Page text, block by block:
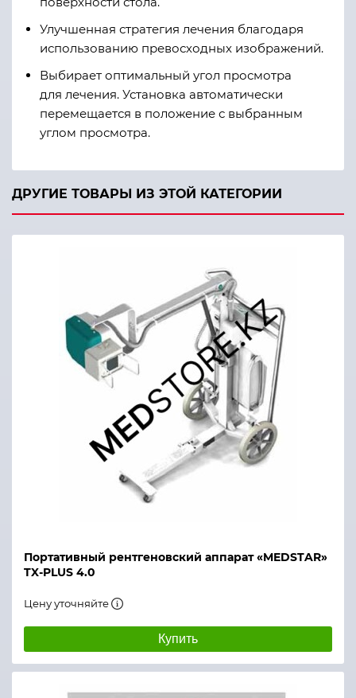
Улучшенная стратегия лечения благодаря
использованию превосходных изображений.
Выбирает оптимальный угол просмотра
для лечения. Установка автоматически
перемещается в положение с выбранным
углом просмотра.
ДРУГИЕ ТОВАРЫ ИЗ ЭТОЙ КАТЕГОРИИ
Портативный рентгеновский аппарат «MEDSTAR»
TX-PLUS 4.0
Цену уточняйте
Купить